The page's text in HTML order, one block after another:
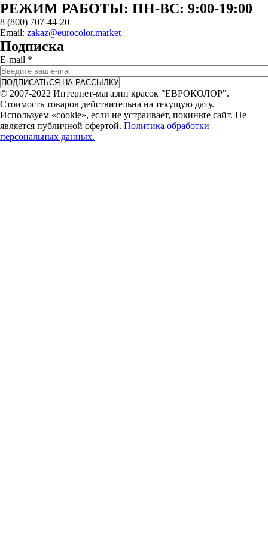
РЕЖИМ РАБОТЫ: ПН-ВC: 9:00-19:00
8 (800) 707-44-20
Email: zakaz@eurocolor.market
Подписка
E-mail *
© 2007-2022 Интернет-магазин красок "ЕВРОКОЛОР".
Стоимость товаров действительна на текущую дату.
Используем «cookie», если не устраивает, покиньте сайт. Не
является публичной офертой. Политика обработки
персональных данных.